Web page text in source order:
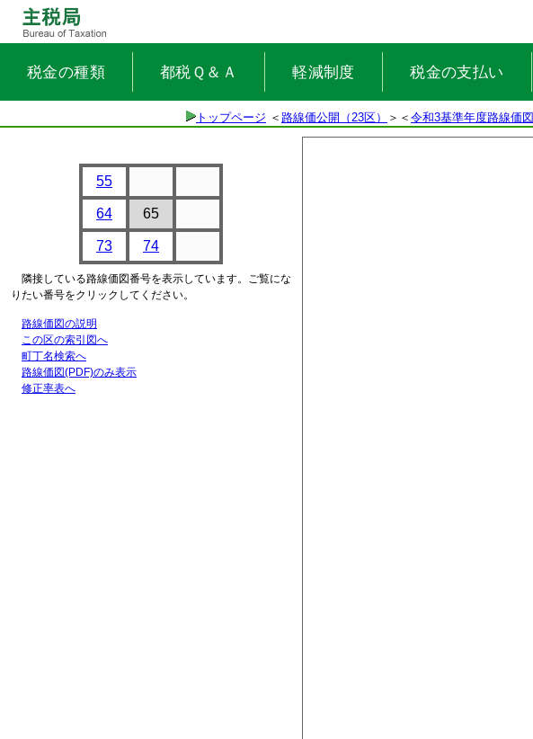
税金の種類 都税Ｑ＆Ａ 軽減制度 税金の支払い
トップページ ＜ 路線価公開（23区） ＞＜ 令和3基準年度路線価図
55
64 65
73 74
隣接している路線価図番号を表示しています。ご覧にな
りたい番号をクリックしてください。
路線価図の説明
この区の索引図へ
町丁名検索へ
路線価図(PDF)のみ表示
修正率表へ